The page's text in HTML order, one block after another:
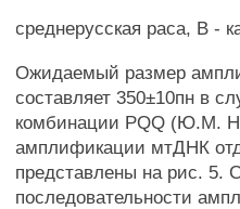
среднерусская раса, В -
Ожидаемый размер
составляет 350±10пн в
комбинации PQQ (Ю.М.
амплификации мтДНК
представлены на рис. 5.
последовательности